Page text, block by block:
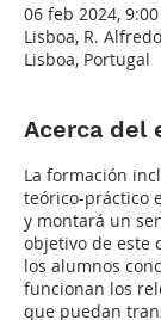
06 feb 2024,
Lisboa, R.
Lisboa, Portugal
Acerca del
La formación
teórico-práctico
y montará un
objetivo de este
los alumnos
funcionan los
que puedan